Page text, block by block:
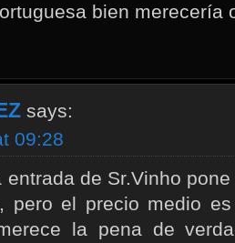
bien merecería
says:
09:28
entrada de Sr.Vinho
pero el precio medio
la pena de